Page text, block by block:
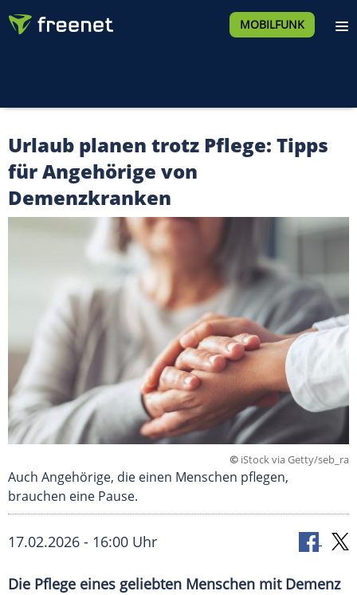
MOBILFUNK
Urlaub planen trotz Pflege: Tipps
für Angehörige von
Demenzkranken
© iStock via Getty/seb_ra
Auch Angehörige, die einen Menschen pflegen,
brauchen eine Pause.
17.02.2026 - 16:00 Uhr
Die Pflege eines geliebten Menschen mit Demenz